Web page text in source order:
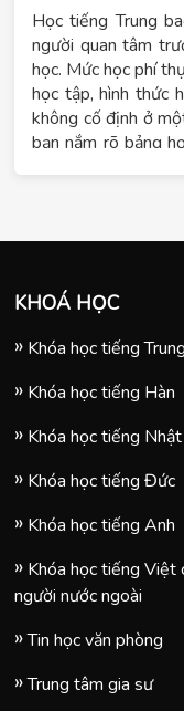
Học tiếng Trung
người quan tâm
học. Mức học phí
học tập, hình thức
không cố định ở
bạn nắm rõ bảng
KHOÁ HỌC
Khóa học tiếng Trung
Khóa học tiếng Hàn
Khóa học tiếng Nhật
Khóa học tiếng Đức
Khóa học tiếng Anh
Khóa học tiếng Việt
người nước ngoài
Tin học văn phòng
Trung tâm gia sư